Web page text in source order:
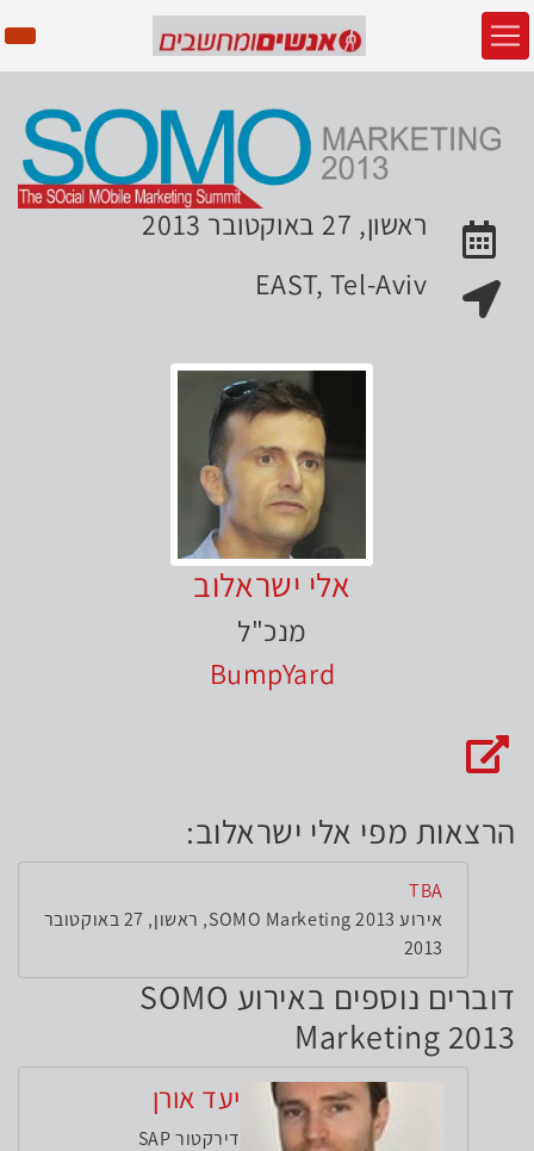
האירוע יתקיים בתאריך
ראשון, 27 באוקטובר 2013
מקום האירוע:
EAST, Tel-Aviv
אלי ישראלוב
מנכ"ל
BumpYard
הרצאות מפי אלי ישראלוב:
TBA
אירוע SOMO Marketing 2013, ראשון, 27 באוקטובר
2013
דוברים נוספים באירוע SOMO
Marketing 2013
יעד אורן
דירקטור SAP